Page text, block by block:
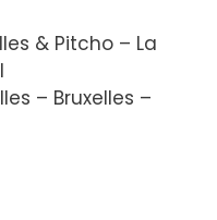
& Pitcho – La
– Bruxelles –